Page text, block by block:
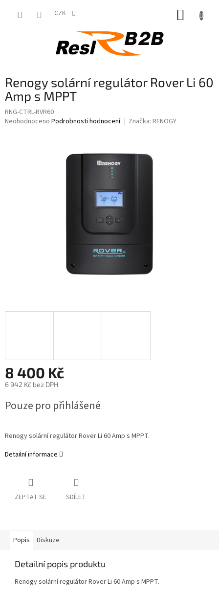
CZK
Renogy solární regulátor Rover Li 60
Amp s MPPT
RNG-CTRL-RVR60
Průměrné
Neohodnoceno Podrobnosti hodnocení Značka: RENOGY
8 400 Kč
6 942 Kč bez DPH
cena:
Pouze pro přihlášené
Renogy solární regulátor Rover Li 60 Amp s MPPT.
Detailní informace
ZEPTAT SE SDÍLET
Popis Diskuze
Detailní popis produktu
Renogy solární regulátor Rover Li 60 Amp s MPPT.